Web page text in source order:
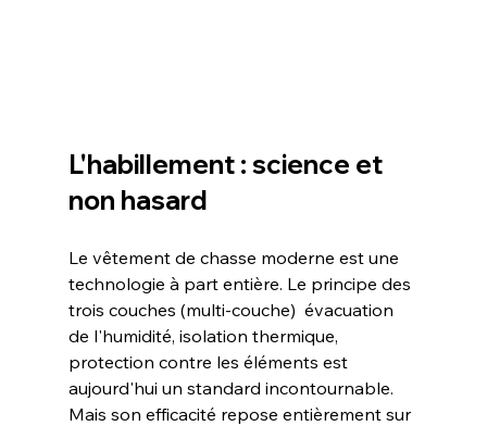
L'habillement : science et
non hasard
Le vêtement de chasse moderne est une
technologie à part entière. Le principe des
trois couches (multi-couche)  évacuation
de l'humidité, isolation thermique,
protection contre les éléments est
aujourd'hui un standard incontournable.
Mais son efficacité repose entièrement sur